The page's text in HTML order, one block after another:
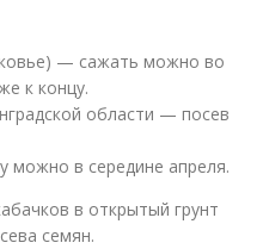
— сажать можно во
к концу.
области — посев
можно в середине апреля.
в открытый грунт
семян.